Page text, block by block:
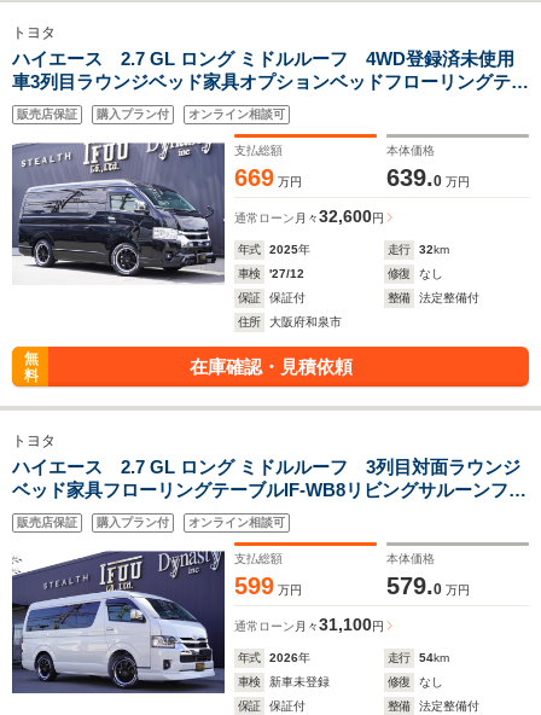
トヨタ
ハイエース 2.7 GL ロング ミドルルーフ 4WD登録済未使用
車3列目ラウンジベッド家具オプションベッドフローリングテー
ブルカスタムコンプリートIF-WB8フルフラット対面ラウンジア
ルパインBIGX11ナビフリップダウンモニターセンターコンソー
ル
販売店保証 購入プラン付 オンライン相談可
支払総額
669 万円
本体価格
639.0 万円
通常ローン 月々32,600円
年式 2025年 走行 32km
車検
'27/12 修復
なし
保証
保証付 整備
法定整備付
住所
大阪府和泉市
無
料
在庫確認・見積依頼
トヨタ
ハイエース 2.7 GL ロング ミドルルーフ 3列目対面ラウンジ
ベッド家具フローリングテーブルIF-WB8リビングサルーンフル
フラットベット対面ラウンジ展開バケットシートカバーセンタ
ーコンソールフロントハーフスポイラー17inアルミ後席モニタ
ー
販売店保証 購入プラン付 オンライン相談可
支払総額
599 万円
本体価格
579.0 万円
通常ローン 月々31,100円
年式 2026年 走行 54km
車検
新車未登録 修復
なし
保証
保証付 整備 法定整備付